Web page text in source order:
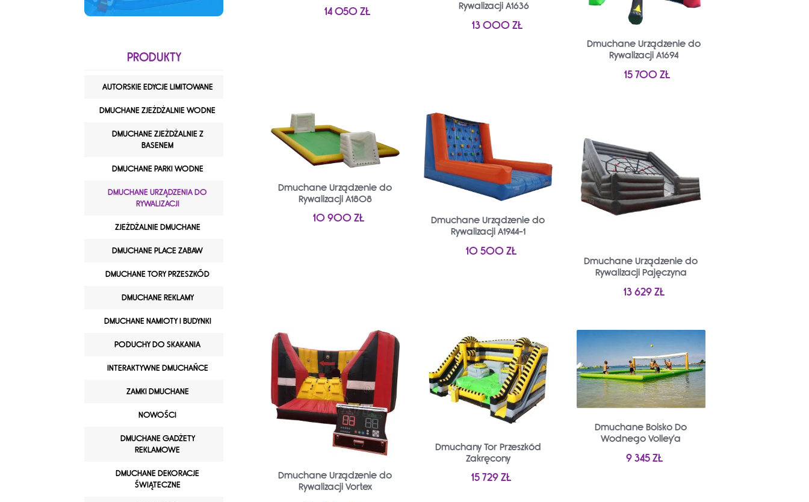
14 050ZŁ Rywalizacji A1636
13 000ZŁ
Dmuchane Urządzenie do
Rywalizacji A1694
15 700ZŁ
Dmuchane Urządzenie do
Rywalizacji A1808
10 900ZŁ
Dmuchane Urządzenie do
Rywalizacji A1944-1
10 500ZŁ
Dmuchane Urządzenie do
Rywalizacji Pajęczyna
13 629ZŁ
Dmuchane Urządzenie do
Rywalizacji Vortex
Dmuchany Tor Przeszkód
Zakręcony
15 729ZŁ
Dmuchane Boisko Do
Wodnego Volley’a
9 345ZŁ
PRODUKTY
AUTORSKIE EDYCJE LIMITOWANE
DMUCHANE ZJEŻDŻALNIE WODNE
DMUCHANE ZJEŻDŻALNIE Z
BASENEM
DMUCHANE PARKI WODNE
DMUCHANE URZĄDZENIA DO
RYWALIZACJI
ZJEŻDŻALNIE DMUCHANE
DMUCHANE PLACE ZABAW
DMUCHANE TORY PRZESZKÓD
DMUCHANE REKLAMY
DMUCHANE NAMIOTY I BUDYNKI
PODUCHY DO SKAKANIA
INTERAKTYWNE DMUCHAŃCE
ZAMKI DMUCHANE
NOWOŚCI
DMUCHANE GADŻETY
REKLAMOWE
DMUCHANE DEKORACJE
ŚWIĄTECZNE